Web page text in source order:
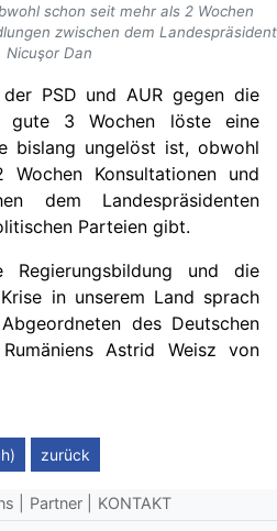
schon seit mehr als 2 Wochen
zwischen dem
Nicuşor Dan
PSD und AUR gegen die
gute 3 Wochen löste eine
bislang ungelöst ist, obwohl
Konsultationen und
dem Landespräsidenten
Parteien gibt.
Regierungsbildung
und die
in unserem Land sprach
des Deutschen
Astrid Weisz von
zurück
Partner KONTAKT